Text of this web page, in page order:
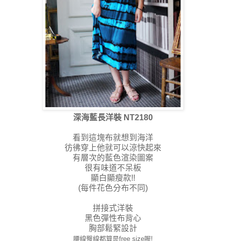
深海藍長洋裝 NT2180
看到這塊布就想到海洋
彷彿穿上他就可以涼快起來
有層次的藍色渲染圖案
很有味道不呆板
顯白顯瘦款!!
(每件花色分布不同)
拼接式洋裝
黑色彈性布背心
胸部鬆緊設計
腰線臀線都算是free size喔!